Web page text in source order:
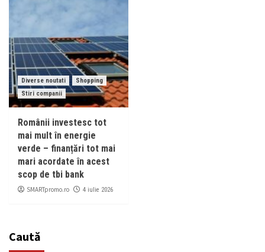
Diverse noutati
Shopping
Stiri companii
Românii investesc tot
mai mult în energie
verde – finanțări tot mai
mari acordate în acest
scop de tbi bank
SMARTpromo.ro 4 iulie 2026
Caută